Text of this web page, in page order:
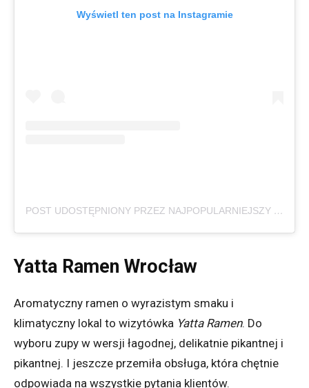
Wyświetl ten post na Instagramie
POST UDOSTĘPNIONY PRZEZ NAJPOPULARNIEJSZY RAMEN WE WRO (@PANDARAMEN_)
Yatta Ramen Wrocław
Aromatyczny ramen o wyrazistym smaku i
klimatyczny lokal to wizytówka Yatta Ramen. Do
wyboru zupy w wersji łagodnej, delikatnie pikantnej i
pikantnej. I jeszcze przemiła obsługa, która chętnie
odpowiada na wszystkie pytania klientów.